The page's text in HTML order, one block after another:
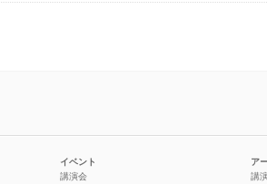
イベント
講演会
ア
講